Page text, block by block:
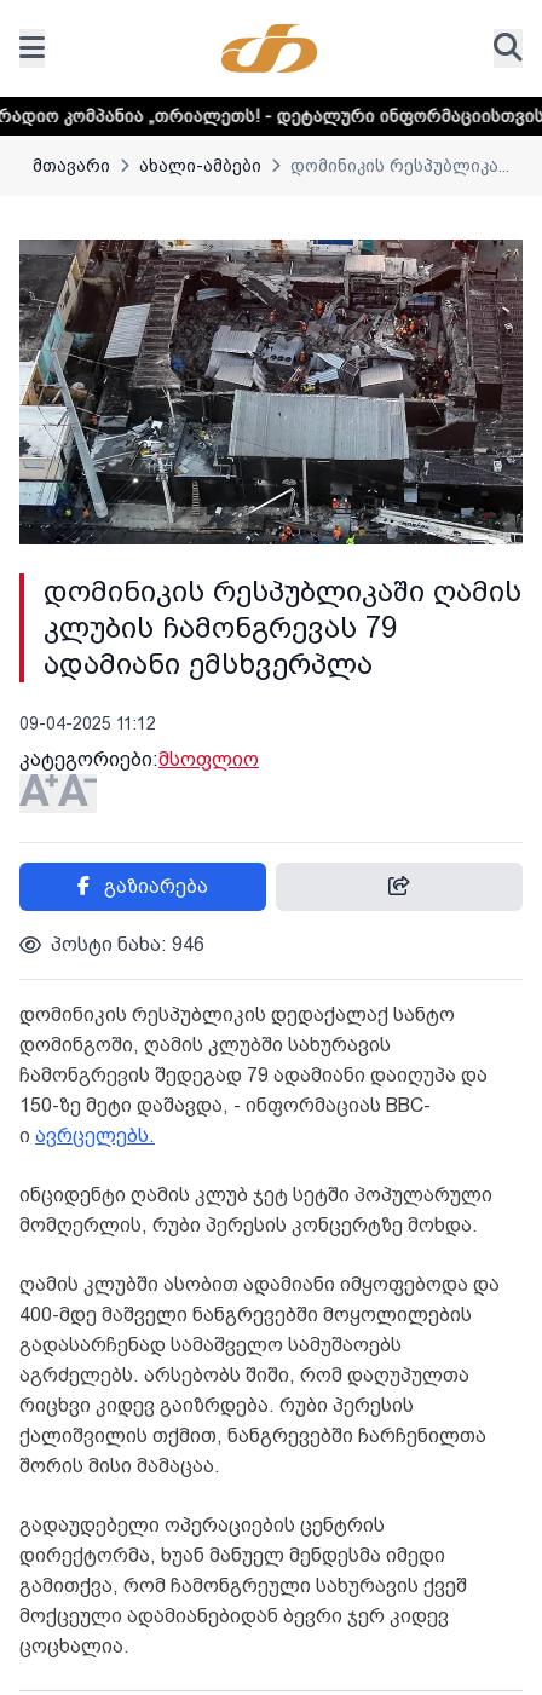
„თრიალეთს! - დეტალური ინფორმაციისთვის დააკლიკეთ
მთავარი ახალი-ამბები დომინიკის რესპუბლიკა...
დომინიკის რესპუბლიკაში ღამის
კლუბის ჩამონგრევას 79
ადამიანი ემსხვერპლა
09-04-2025 11:12
კატეგორიები:მსოფლიო
გაზიარება
პოსტი ნახა: 946
დომინიკის რესპუბლიკის დედაქალაქ სანტო
დომინგოში, ღამის კლუბში სახურავის
ჩამონგრევის შედეგად 79 ადამიანი დაიღუპა და
150-ზე მეტი დაშავდა, - ინფორმაციას BBC-
ი ავრცელებს.
ინციდენტი ღამის კლუბ ჯეტ სეტში პოპულარული
მომღერლის, რუბი პერესის კონცერტზე მოხდა.
ღამის კლუბში ასობით ადამიანი იმყოფებოდა და
400-მდე მაშველი ნანგრევებში მოყოლილების
გადასარჩენად სამაშველო სამუშაოებს
აგრძელებს. არსებობს შიში, რომ დაღუპულთა
რიცხვი კიდევ გაიზრდება. რუბი პერესის
ქალიშვილის თქმით, ნანგრევებში ჩარჩენილთა
შორის მისი მამაცაა.
გადაუდებელი ოპერაციების ცენტრის
დირექტორმა, ხუან მანუელ მენდესმა იმედი
გამითქვა, რომ ჩამონგრეული სახურავის ქვეშ
მოქცეული ადამიანებიდან ბევრი ჯერ კიდევ
ცოცხალია.